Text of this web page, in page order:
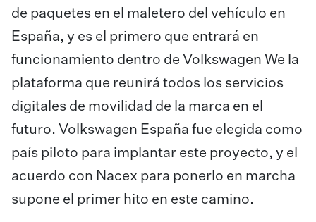
de paquetes en el maletero del vehículo en
España, y es el primero que entrará en
funcionamiento dentro de Volkswagen We la
plataforma que reunirá todos los servicios
digitales de movilidad de la marca en el
futuro. Volkswagen España fue elegida como
país piloto para implantar este proyecto, y el
acuerdo con Nacex para ponerlo en marcha
supone el primer hito en este camino.